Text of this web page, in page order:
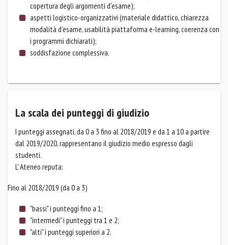
copertura degli argomenti d'esame);
aspetti logistico-organizzativi (materiale didattico, chiarezza
modalità d'esame, usabilità piattaforma e-learning, coerenza con
i programmi dichiarati);
soddisfazione complessiva.
La scala dei punteggi di giudizio
I punteggi assegnati, da 0 a 3 fino al 2018/2019 e da 1 a 10 a partire
dal 2019/2020, rappresentano il giudizio medio espresso dagli
studenti.
L' Ateneo reputa:
Fino al 2018/2019 (da 0 a 3)
"bassi" i punteggi fino a 1;
"intermedi" i punteggi tra 1 e 2;
"alti" i punteggi superiori a 2.